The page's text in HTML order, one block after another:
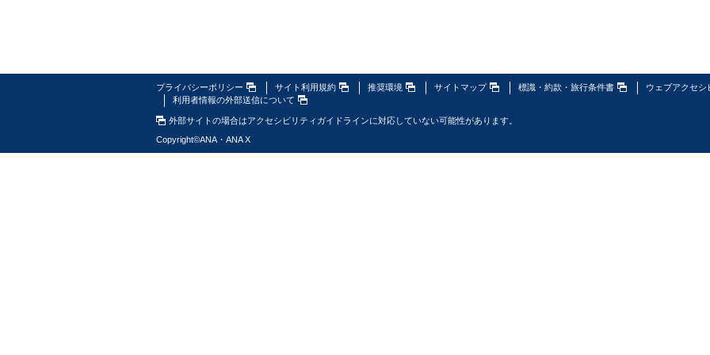
プライバシーポリシー サイト利用規約 推奨環境 サイトマップ 標識・約款・旅行条件書
ウェブアクセシ
利用者情報の外部送信について
外部サイトの場合はアクセシビリティガイドラインに対応していない可能性があります。
Copyright©ANA・ANA X